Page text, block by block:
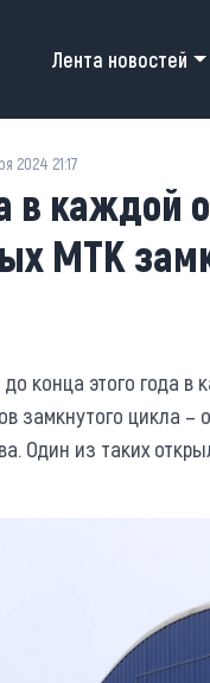
Main navigation
Лента новостей
2024 21:17
в каждой
МТК
конца этого года в
замкнутого цикла –
Один из таких